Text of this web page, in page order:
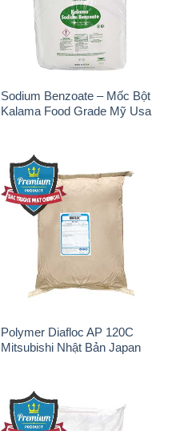
Sodium Benzoate – Mốc Bột
Kalama Food Grade Mỹ Usa
Polymer Diafloc AP 120C
Mitsubishi Nhật Bản Japan